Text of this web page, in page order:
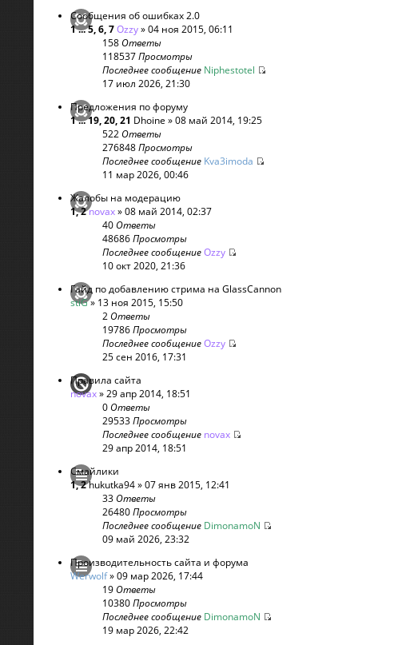
Сообщения об ошибках 2.0
1...5,6,7Ozzy» 04 ноя 2015, 06:11
158Ответы
118537Просмотры
Последнее сообщение Niphestotel
17 июл 2026, 21:30
Предложения по форуму
1...19,20,21 Dhoine » 08 май 2014, 19:25
522Ответы
276848Просмотры
Последнее сообщение Kva3imoda
11 мар 2026, 00:46
Жалобы на модерацию
1,2novax» 08 май 2014, 02:37
40Ответы
48686Просмотры
Последнее сообщениеOzzy
10 окт 2020, 21:36
Гайд по добавлению стрима на GlassCannon
stiG» 13 ноя 2015, 15:50
2Ответы
19786Просмотры
Последнее сообщениеOzzy
25 сен 2016, 17:31
Правила сайта
novax» 29 апр 2014, 18:51
0Ответы
29533Просмотры
Последнее сообщение novax
29 апр 2014, 18:51
Смайлики
1,2hukutka94» 07 янв 2015, 12:41
33Ответы
26480Просмотры
Последнее сообщение DimonamoN
09 май 2026, 23:32
Производительность сайта и форума
Werwolf» 09 мар 2026, 17:44
19Ответы
10380Просмотры
Последнее сообщение DimonamoN
19 мар 2026, 22:42